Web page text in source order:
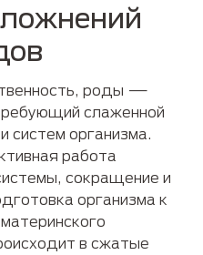
роды —
слаженной
систем организма.
работа
сокращение и
организма к
в сжатые